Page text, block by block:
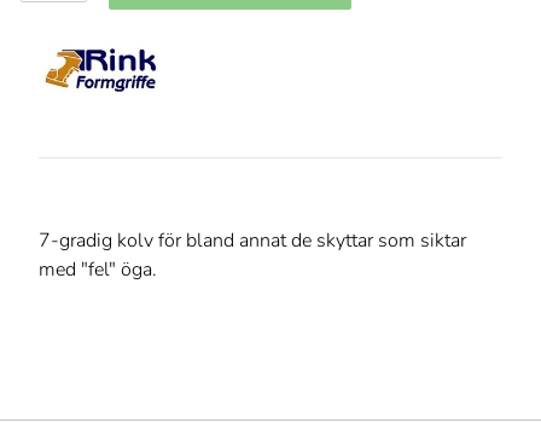
7-gradig kolv för bland annat de skyttar som siktar
med "fel" öga.